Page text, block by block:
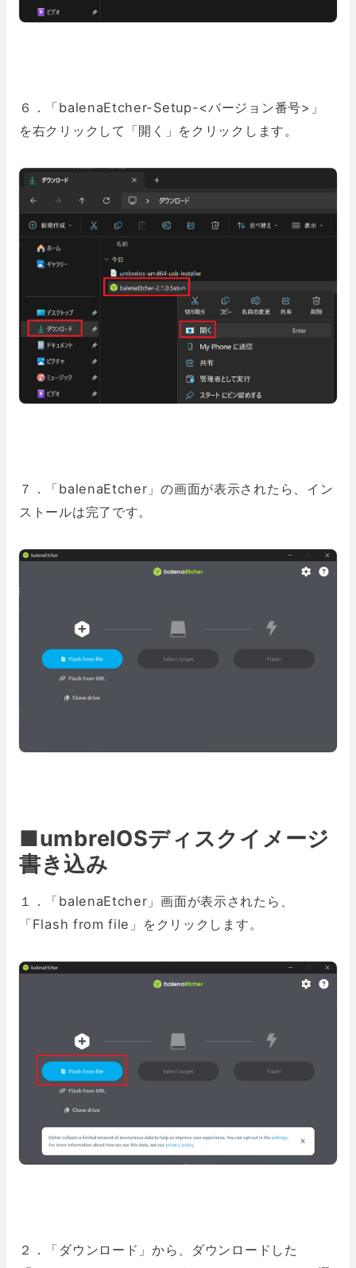
６．「balenaEtcher-Setup-<バージョン番号>」
を右クリックして「開く」をクリックします。
７．「balenaEtcher」の画面が表示されたら、イン
ストールは完了です。
■umbrelOSディスクイメージ
書き込み
１．「balenaEtcher」画面が表示されたら、
「Flash from file」をクリックします。
２．「ダウンロード」から、ダウンロードした